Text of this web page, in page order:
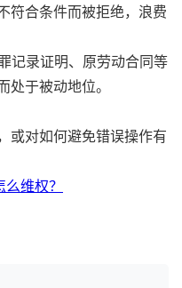
符合条件而被拒绝，浪费
记录证明、原劳动合同等
处于被动地位。
或对如何避免错误操作有
维权？